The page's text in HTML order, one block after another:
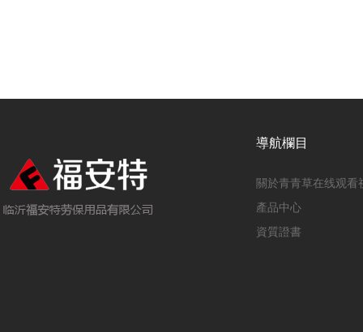
導航欄目
關於青青草在线观看
產品中心
資質證書